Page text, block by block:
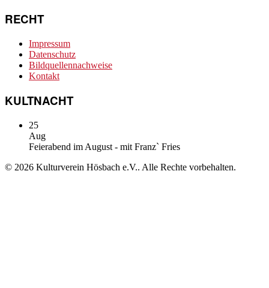
RECHT
Impressum
Datenschutz
Bildquellennachweise
Kontakt
KULTNACHT
25
Aug
Feierabend im August - mit Franz` Fries
© 2026 Kulturverein Hösbach e.V.. Alle Rechte vorbehalten.